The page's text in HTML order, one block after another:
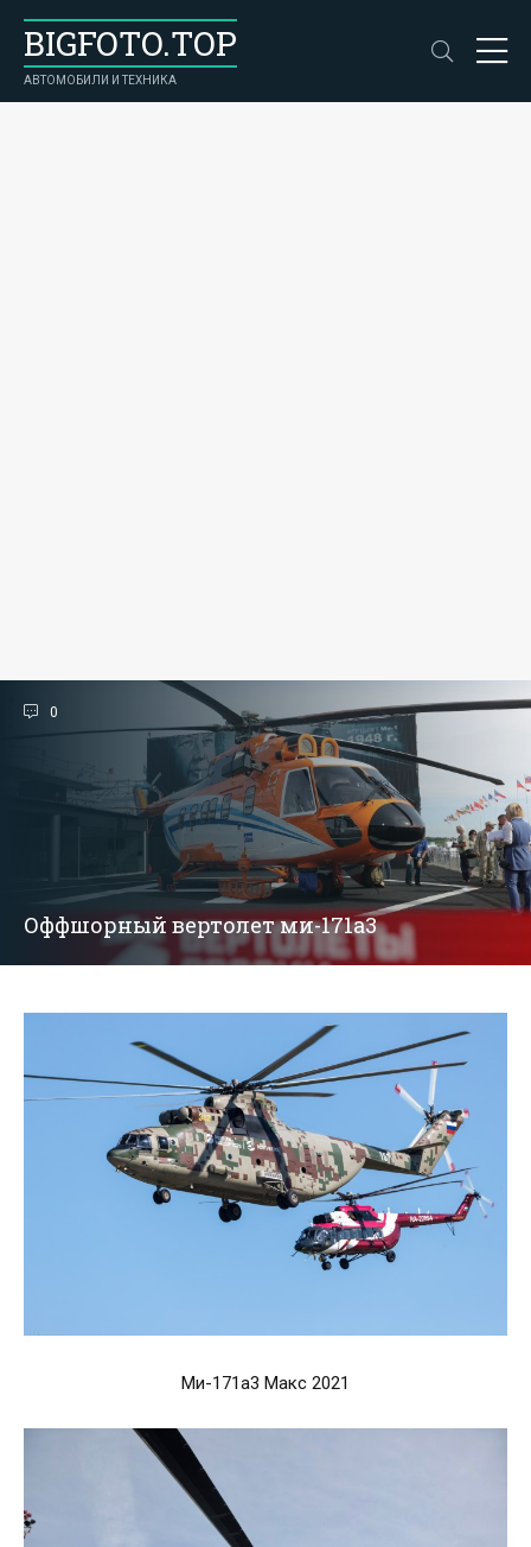
BIGFOTO.TOP
АВТОМОБИЛИ И ТЕХНИКА
0
Оффшорный вертолет ми-171а3
Ми-171а3 Макс 2021